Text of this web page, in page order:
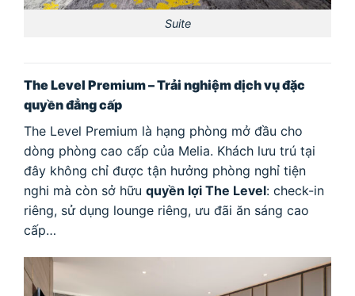
Suite
The Level Premium – Trải nghiệm dịch vụ đặc
quyền đẳng cấp
The Level Premium là hạng phòng mở đầu cho
dòng phòng cao cấp của Melia. Khách lưu trú tại
đây không chỉ được tận hưởng phòng nghỉ tiện
nghi mà còn sở hữu quyền lợi The Level: check-in
riêng, sử dụng lounge riêng, ưu đãi ăn sáng cao
cấp…